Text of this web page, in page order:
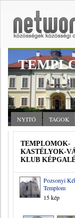
NYITÓ TAGOK
TEMPLOMOK-
KASTÉLYOK-
KLUB
Pozsonyi
Templom
15 kép